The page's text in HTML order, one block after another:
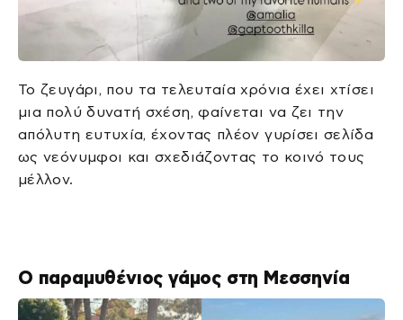
Το ζευγάρι, που τα τελευταία χρόνια έχει χτίσει
μια πολύ δυνατή σχέση, φαίνεται να ζει την
απόλυτη ευτυχία, έχοντας πλέον γυρίσει σελίδα
ως νεόνυμφοι και σχεδιάζοντας το κοινό τους
μέλλον.
Ο παραμυθένιος γάμος στη Μεσσηνία